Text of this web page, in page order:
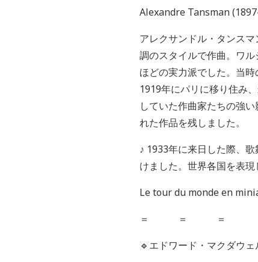
Alexandre Tansman
アレクサンドル・タンス
調のスタイルで作曲。ワ
ほどの実力派でした。当
1919年にパリに移り住み
していた作曲家たちの強
れた作品を残しました。
♪ 1933年に来日した際、
けました。世界各国を表
Le tour du monde en
＝ ＝ ＝
🔹 エドワード・マクダウェ